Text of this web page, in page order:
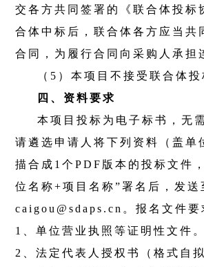
交各方共同签署的《联合体投
合体中标后，联合体各方应当共
合同，为履行合同向采购人承担
（ 5 ）本项目不接受联合体投
四、资料要求
本项目投标为电子标书，无
请遴选申请人将下列资料（盖单
描合成 1个PDF 版本的投标文件
位名称+项目名称”署名后，发送
caigou@sdaps.cn 。报名文件要
1、单位营业执照等证明性文件。
2、法定代表人授权书（格式自拟